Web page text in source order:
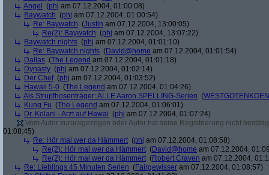
Angel
(phj am 07.12.2004, 01:00:08)
Baywatch (phj am 07.12.2004, 01:00:54)
Re: Baywatch (Justin am 07.12.2004, 13:00:05)
Re(2): Baywatch (phj am 07.12.2004, 13:07:22)
Baywatch nights (phj am 07.12.2004, 01:01:10)
Re: Baywatch nights (David@home am 07.12.2004, 01:01:54)
Dallas (The Legend am 07.12.2004, 01:01:18)
Dynasty (phj am 07.12.2004, 01:02:14)
Der Chef(phj am 07.12.2004, 01:03:52)
Hawaii 5-0 (The Legend am 07.12.2004, 01:04:26)
Als Strupfhosenträger: ALLE Aaron SPELLING-Serien (
Kung Fu (The Legend am 07.12.2004, 01:06:01)
Dr. Kolani - Arzt auf Hawai (phj am 07.12.2004, 01:07:24)
Vom Autor zurückgezogen oder Autor hat seine Registrierung nicht
01:08:45)
Re: Hör mal wer da Hämmert (phj am 07.12.2004, 01:08:58)
Re(2): Hör mal wer da Hämmert (David@home am 07.12.2004,
Re(2): Hör mal wer da Hämmert (Robert Craven am 07.12.2004,
Re: Lieblings 45 Minuten Serien (Fairgewisser am 07.12.2004, 01:08:57)